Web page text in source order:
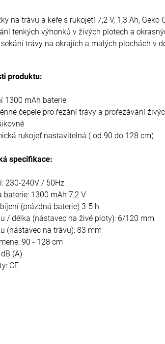
na trávu a keře s rukojetí 7,2 V, 1,3 Ah, Geko
tenkých výhonků v živých plotech a
trávy na okrajích a malých plochách v
produktu:
1300 mAh baterie
čepele pro řezání trávy a prořezávání
rukojeť nastavitelná ( od 90 do 128 cm)
specifikace:
230-240V / 50Hz
baterie: 1300 mAh 7,2 V
(prázdná baterie) 3-5 h
/ délka (nástavec na živé ploty): 6/120 mm
(nástavec na trávu): 83 mm
90 - 128 cm
(A)
CE